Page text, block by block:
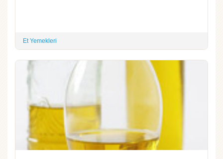
Et Yemekleri